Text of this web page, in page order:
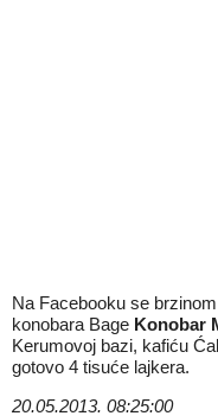
Na Facebooku se
konobara Bage Konobar
Kerumovoj bazi, kafiću
gotovo 4 tisuće lajkera.
20.05.2013. 08:25:00